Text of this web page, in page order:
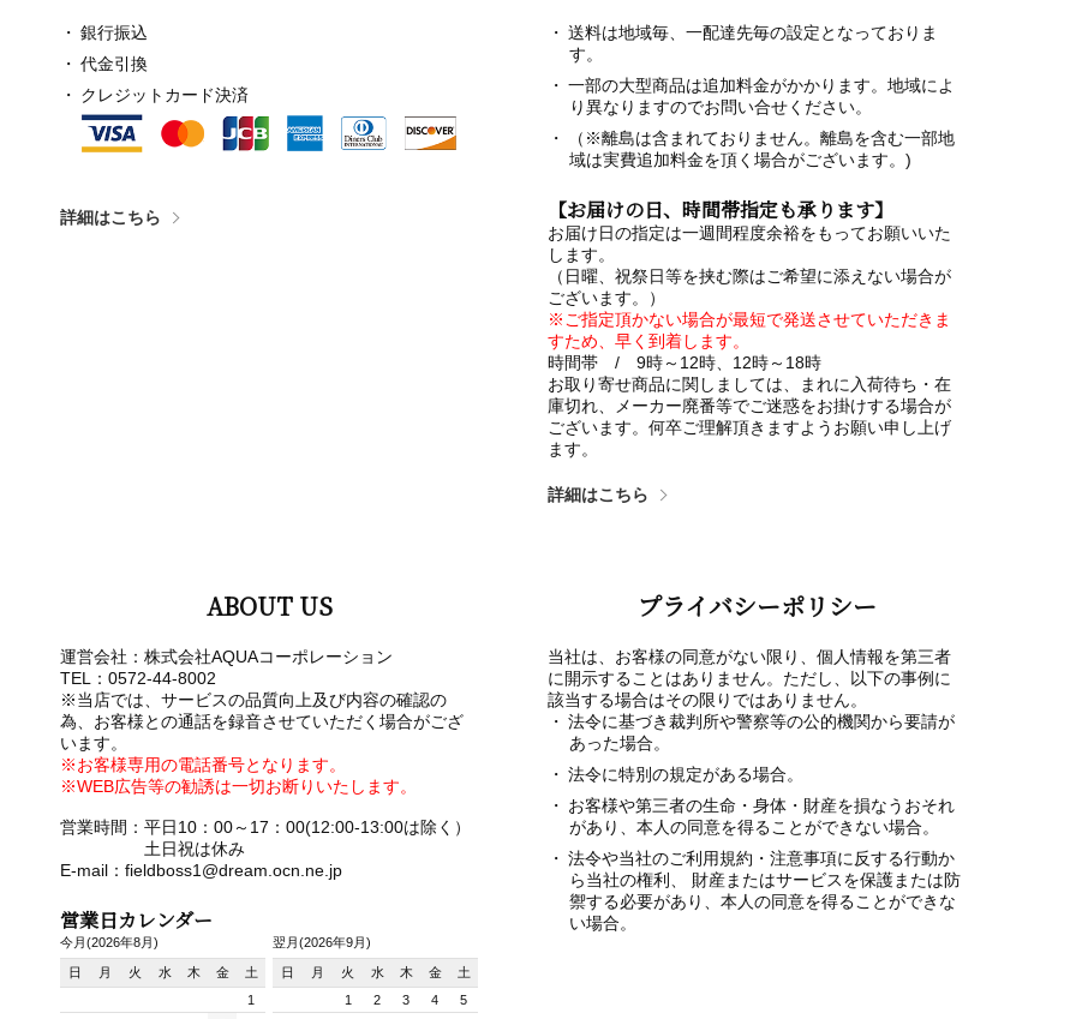
銀行振込
代金引換
クレジットカード決済
詳細はこちら
送料は地域毎、一配達先毎の設定となっておりま
す。
一部の大型商品は追加料金がかかります。地域によ
り異なりますのでお問い合せください。
（※離島は含まれておりません。離島を含む一部地
域は実費追加料金を頂く場合がございます。)
【お届けの日、時間帯指定も承ります】
お届け日の指定は一週間程度余裕をもってお願いいた
します。
（日曜、祝祭日等を挟む際はご希望に添えない場合が
ございます。）
※ご指定頂かない場合が最短で発送させていただきま
すため、早く到着します。
時間帯 / 9時～12時、12時～18時
お取り寄せ商品に関しましては、まれに入荷待ち・在
庫切れ、メーカー廃番等でご迷惑をお掛けする場合が
ございます。何卒ご理解頂きますようお願い申し上げ
ます。
詳細はこちら
ABOUT US
運営会社：株式会社AQUAコーポレーション
TEL：0572-44-8002
※当店では、サービスの品質向上及び内容の確認の
為、お客様との通話を録音させていただく場合がござ
います。
※お客様専用の電話番号となります。
※WEB広告等の勧誘は一切お断りいたします。
営業時間：平日10：00～17：00(12:00-13:00は除く）
土日祝は休み
E-mail：fieldboss1@dream.ocn.ne.jp
営業日カレンダー
今月(2026年8月)
日 月 火 水 木 金
土
1
翌月(2026年9月)
日 月 火 水 木 金
土
1
2 3 4
5
プライバシーポリシー
当社は、お客様の同意がない限り、個人情報を第三者
に開示することはありません。ただし、以下の事例に
該当する場合はその限りではありません。
法令に基づき裁判所や警察等の公的機関から要請が
あった場合。
法令に特別の規定がある場合。
お客様や第三者の生命・身体・財産を損なうおそれ
があり、本人の同意を得ることができない場合。
法令や当社のご利用規約・注意事項に反する行動か
ら当社の権利、 財産またはサービスを保護または防
禦する必要があり、本人の同意を得ることができな
い場合。